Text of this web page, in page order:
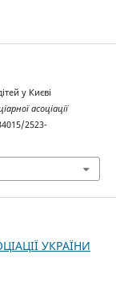
у Києві
асоціації
2523-
УКРАЇНИ